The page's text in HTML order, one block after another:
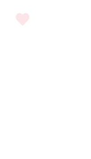
ESSENTIAL